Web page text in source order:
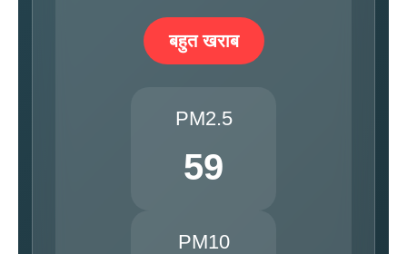
बहुत खराब
PM2.5
59
PM10